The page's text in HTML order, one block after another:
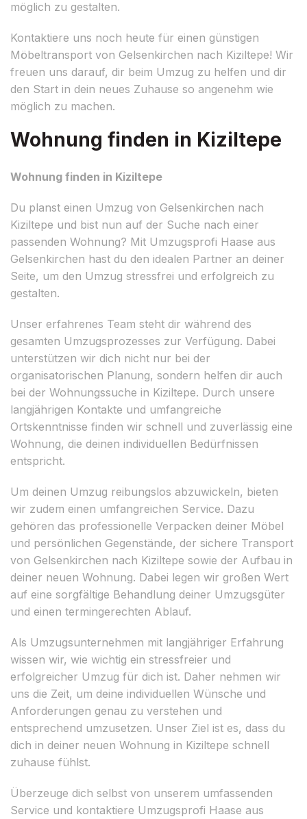
möglich zu gestalten.
Kontaktiere uns noch heute für einen günstigen
Möbeltransport von Gelsenkirchen nach Kiziltepe! Wir
freuen uns darauf, dir beim Umzug zu helfen und dir
den Start in dein neues Zuhause so angenehm wie
möglich zu machen.
Wohnung finden in Kiziltepe
Wohnung finden in Kiziltepe
Du planst einen Umzug von Gelsenkirchen nach
Kiziltepe und bist nun auf der Suche nach einer
passenden Wohnung? Mit Umzugsprofi Haase aus
Gelsenkirchen hast du den idealen Partner an deiner
Seite, um den Umzug stressfrei und erfolgreich zu
gestalten.
Unser erfahrenes Team steht dir während des
gesamten Umzugsprozesses zur Verfügung. Dabei
unterstützen wir dich nicht nur bei der
organisatorischen Planung, sondern helfen dir auch
bei der Wohnungssuche in Kiziltepe. Durch unsere
langjährigen Kontakte und umfangreiche
Ortskenntnisse finden wir schnell und zuverlässig eine
Wohnung, die deinen individuellen Bedürfnissen
entspricht.
Um deinen Umzug reibungslos abzuwickeln, bieten
wir zudem einen umfangreichen Service. Dazu
gehören das professionelle Verpacken deiner Möbel
und persönlichen Gegenstände, der sichere Transport
von Gelsenkirchen nach Kiziltepe sowie der Aufbau in
deiner neuen Wohnung. Dabei legen wir großen Wert
auf eine sorgfältige Behandlung deiner Umzugsgüter
und einen termingerechten Ablauf.
Als Umzugsunternehmen mit langjähriger Erfahrung
wissen wir, wie wichtig ein stressfreier und
erfolgreicher Umzug für dich ist. Daher nehmen wir
uns die Zeit, um deine individuellen Wünsche und
Anforderungen genau zu verstehen und
entsprechend umzusetzen. Unser Ziel ist es, dass du
dich in deiner neuen Wohnung in Kiziltepe schnell
zuhause fühlst.
Überzeuge dich selbst von unserem umfassenden
Service und kontaktiere Umzugsprofi Haase aus